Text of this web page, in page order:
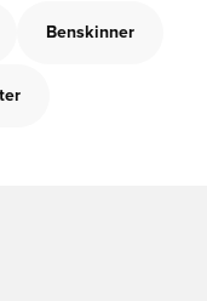
Benskinner